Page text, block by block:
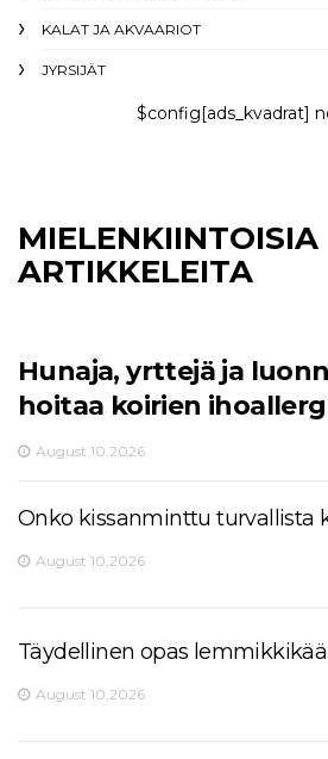
KALAT JA AKVAARIOT
JYRSIJÄT
$config[ads_kvadrat]
MIELENKIINTOISIA
ARTIKKELEITA
Hunaja, yrttejä ja
hoitaa koirien
August 10,2026
Onko kissanminttu turvallista
August 10,2026
Täydellinen opas
August 10,2026